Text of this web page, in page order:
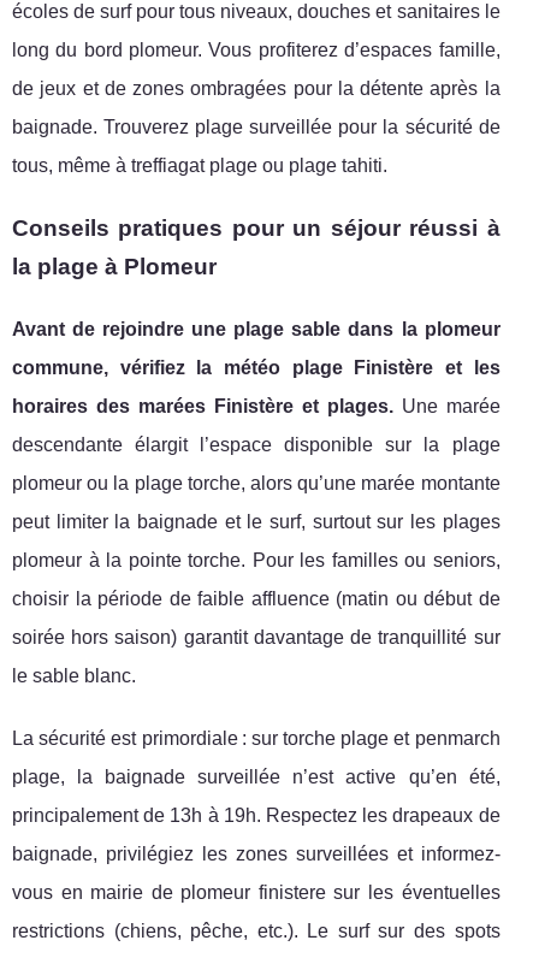
écoles de surf pour tous niveaux, douches et sanitaires le
long du bord plomeur. Vous profiterez d’espaces famille,
de jeux et de zones ombragées pour la détente après la
baignade. Trouverez plage surveillée pour la sécurité de
tous, même à treffiagat plage ou plage tahiti.
Conseils pratiques pour un séjour réussi à
la plage à Plomeur
Avant de rejoindre une plage sable dans la plomeur
commune, vérifiez la météo plage Finistère et les
horaires des marées Finistère et plages.Une marée
descendante élargit l’espace disponible sur la plage
plomeur ou la plage torche, alors qu’une marée montante
peut limiter la baignade et le surf, surtout sur les plages
plomeur à la pointe torche. Pour les familles ou seniors,
choisir la période de faible affluence (matin ou début de
soirée hors saison) garantit davantage de tranquillité sur
le sable blanc.
La sécurité est primordiale : sur torche plage et penmarch
plage, la baignade surveillée n’est active qu’en été,
principalement de 13h à 19h. Respectez les drapeaux de
baignade, privilégiez les zones surveillées et informez-
vous en mairie de plomeur finistere sur les éventuelles
restrictions (chiens, pêche, etc.). Le surf sur des spots